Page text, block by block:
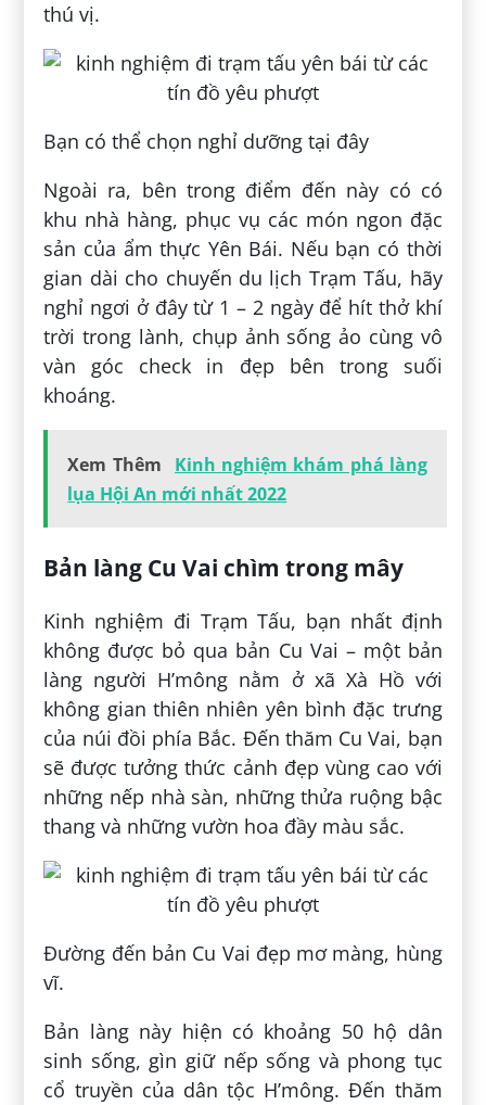
thú vị.
Bạn có thể chọn nghỉ dưỡng tại đây
Ngoài ra, bên trong điểm đến này có có
khu nhà hàng, phục vụ các món ngon đặc
sản của ẩm thực Yên Bái. Nếu bạn có thời
gian dài cho chuyến du lịch Trạm Tấu, hãy
nghỉ ngơi ở đây từ 1 – 2 ngày để hít thở khí
trời trong lành, chụp ảnh sống ảo cùng vô
vàn góc check in đẹp bên trong suối
khoáng.
Xem Thêm
Kinh nghiệm khám phá làng
lụa Hội An mới nhất 2022
Bản làng Cu Vai chìm trong mây
Kinh nghiệm đi Trạm Tấu, bạn nhất định
không được bỏ qua bản Cu Vai – một bản
làng người H’mông nằm ở xã Xà Hồ với
không gian thiên nhiên yên bình đặc trưng
của núi đồi phía Bắc. Đến thăm Cu Vai, bạn
sẽ được tưởng thức cảnh đẹp vùng cao với
những nếp nhà sàn, những thửa ruộng bậc
thang và những vườn hoa đầy màu sắc.
Đường đến bản Cu Vai đẹp mơ màng, hùng
vĩ.
Bản làng này hiện có khoảng 50 hộ dân
sinh sống, gìn giữ nếp sống và phong tục
cổ truyền của dân tộc H’mông. Đến thăm